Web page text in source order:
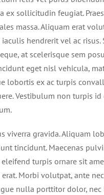
ex sollicitudin feugiat.
massa. Aliquam erat
hendrerit vel ac risus.
at scelerisque sem
eget nisl vehicula,
lobortis ex ac turpis
Vestibulum non turpis
viverra gravida. Aliquam
tincidunt. Maecenas
eleifend turpis ornare sit
Morbi volutpat, ante
nulla porttitor dolor,